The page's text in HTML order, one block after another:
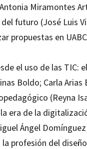
Miramontes
futuro (José Luis
propuestas en
el uso de las TIC:
Boldo; Carla Arias
(Reyna
era de la
Ángel
profesión del